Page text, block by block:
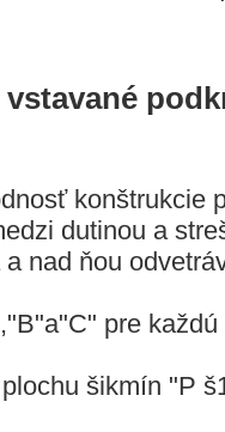
konštrukcie
dutinou a
nad ňou
pre
šikmín "P